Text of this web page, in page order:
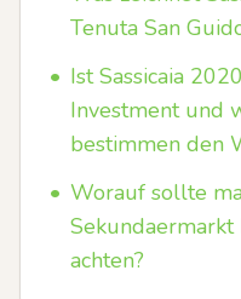
Tenuta San
• Ist Sassicaia
Investment und
bestimmen den
• Worauf sollte
achten?